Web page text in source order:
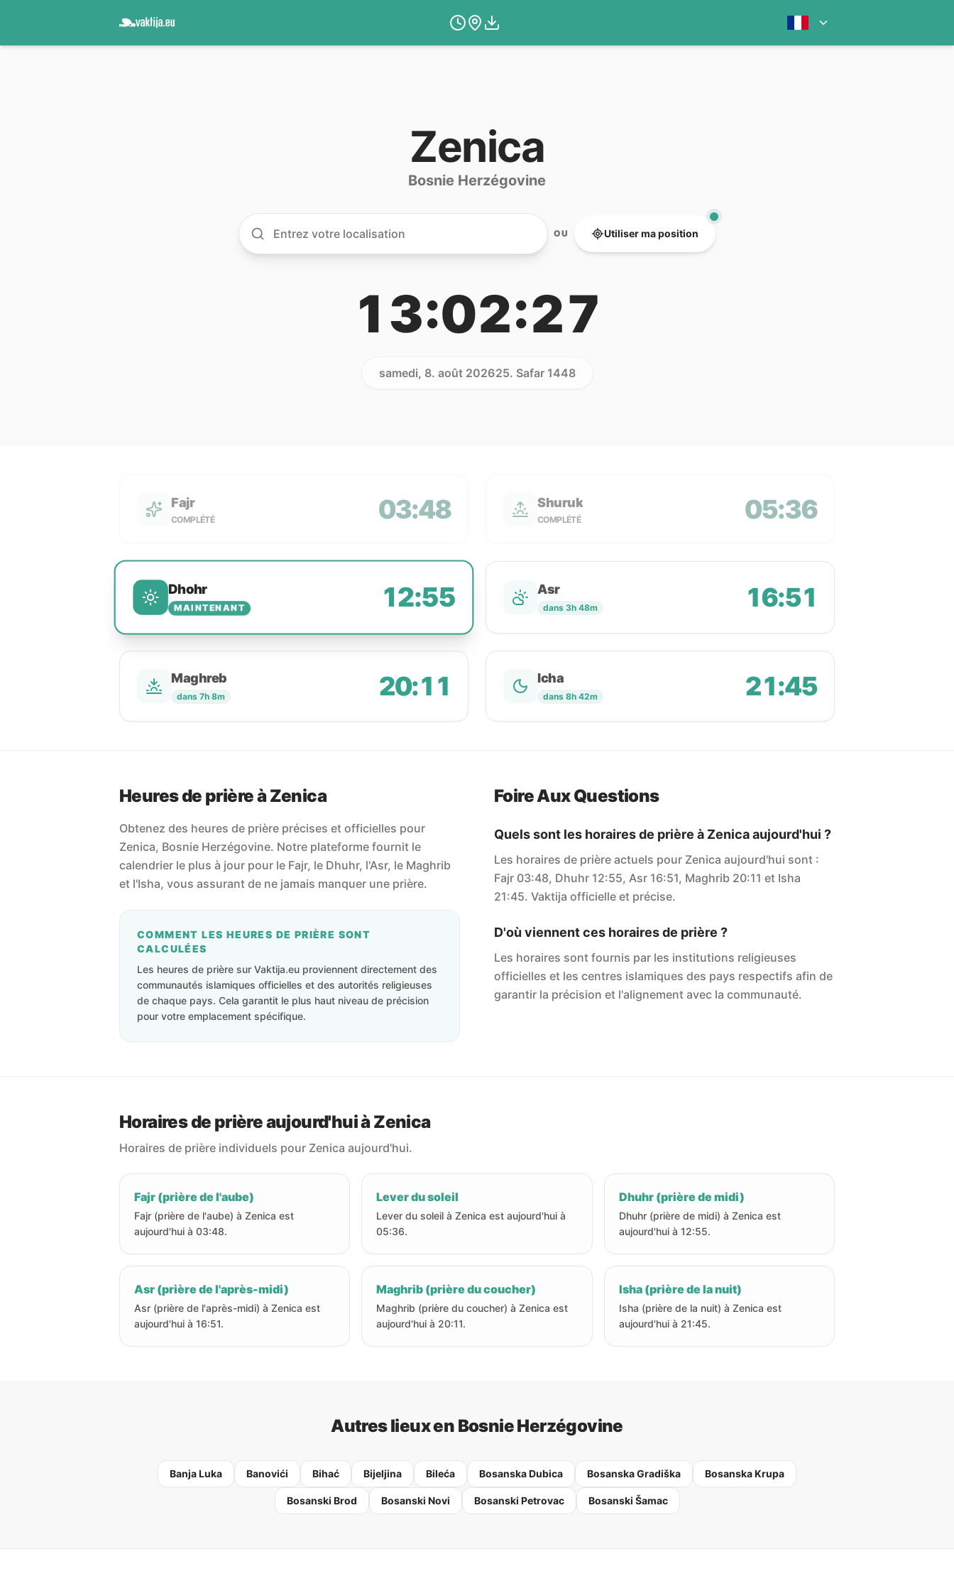
Zenica
Bosnie Herzégovine
OU Utiliser ma position
13:02:27
samedi, 8. août 202625. Safar 1448
Fajr
COMPLÉTÉ 03:48 Shuruk
COMPLÉTÉ 05:36
Dhohr
MAINTENANT 12:55 Asr
dans 3h 48m 16:51
Maghreb
dans 7h 8m 20:11 Icha
dans 8h 42m 21:45
Heures de prière à Zenica
Obtenez des heures de prière précises et officielles pour
Zenica, Bosnie Herzégovine. Notre plateforme fournit le
calendrier le plus à jour pour le Fajr, le Dhuhr, l'Asr, le Maghrib
et l'Isha, vous assurant de ne jamais manquer une prière.
COMMENT LES HEURES DE PRIÈRE SONT
CALCULÉES
Les heures de prière sur Vaktija.eu proviennent directement des
communautés islamiques officielles et des autorités religieuses
de chaque pays. Cela garantit le plus haut niveau de précision
pour votre emplacement spécifique.
Foire Aux Questions
Quels sont les horaires de prière à Zenica aujourd'hui ?
Les horaires de prière actuels pour Zenica aujourd'hui sont :
Fajr 03:48, Dhuhr 12:55, Asr 16:51, Maghrib 20:11 et Isha
21:45. Vaktija officielle et précise.
D'où viennent ces horaires de prière ?
Les horaires sont fournis par les institutions religieuses
officielles et les centres islamiques des pays respectifs afin de
garantir la précision et l'alignement avec la communauté.
Horaires de prière aujourd'hui à Zenica
Horaires de prière individuels pour Zenica aujourd'hui.
Fajr (prière de l'aube)
Fajr (prière de l'aube) à Zenica est
aujourd'hui à 03:48.
Lever du soleil
Lever du soleil à Zenica est aujourd'hui à
05:36.
Dhuhr (prière de midi)
Dhuhr (prière de midi) à Zenica est
aujourd'hui à 12:55.
Asr (prière de l'après-midi)
Asr (prière de l'après-midi) à Zenica est
aujourd'hui à 16:51.
Maghrib (prière du coucher)
Maghrib (prière du coucher) à Zenica est
aujourd'hui à 20:11.
Isha (prière de la nuit)
Isha (prière de la nuit) à Zenica est
aujourd'hui à 21:45.
Autres lieux en Bosnie Herzégovine
Banja Luka Banovići Bihać Bijeljina Bileća Bosanska Dubica Bosanska Gradiška Bosanska Krupa
Bosanski Brod Bosanski Novi Bosanski Petrovac Bosanski Šamac